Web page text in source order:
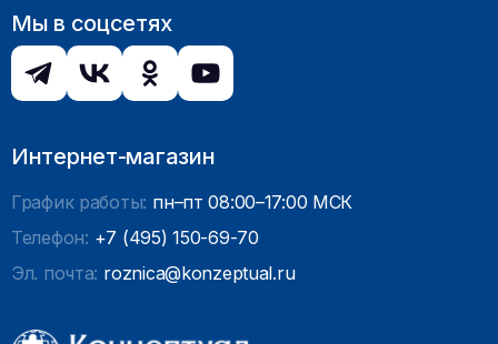
Мы в соцсетях
Интернет-магазин
График работы: пн–пт 08:00–17:00 МСК
Телефон: +7 (495) 150-69-70
Эл. почта: roznica@konzeptual.ru